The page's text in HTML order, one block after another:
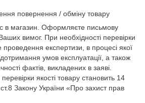
повернення / обміну товару
в магазин. Оформляєте письмову
вимог. При необхідності перевірки
проведення експертизи, в процесі якої
умов експлуатації, а також
фактів, викладених в заяві.
якості товару становить 14
Закону України «Про захист прав